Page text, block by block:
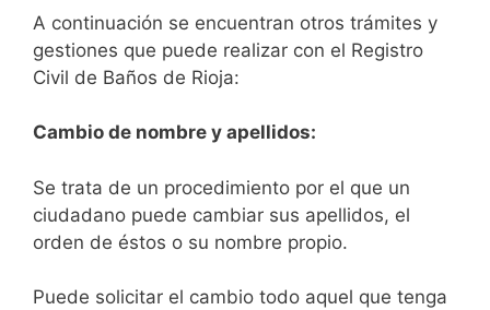
A continuación se encuentran otros trámites y
gestiones que puede realizar con el Registro
Civil de Baños de Rioja:
Cambio de nombre y apellidos:
Se trata de un procedimiento por el que un
ciudadano puede cambiar sus apellidos, el
orden de éstos o su nombre propio.
Puede solicitar el cambio todo aquel que tenga